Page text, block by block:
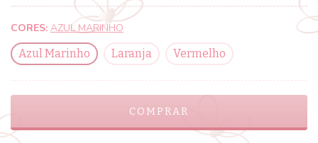
CORES: AZUL MARINHO
Azul Marinho
Laranja Vermelho